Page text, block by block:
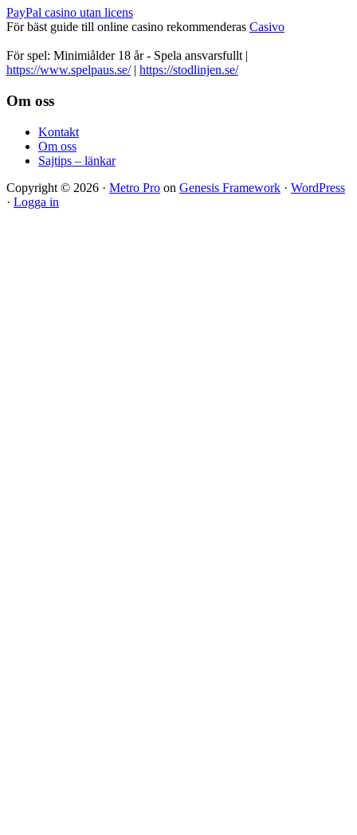
PayPal casino utan licens
För bäst guide till online casino rekommenderas Casivo
För spel: Minimiålder 18 år - Spela ansvarsfullt |
https://www.spelpaus.se/| https://stodlinjen.se/
Footer
Om oss
Kontakt
Om oss
Sajtips – länkar
Copyright © 2026 · Metro Pro on Genesis Framework · WordPress
· Logga in